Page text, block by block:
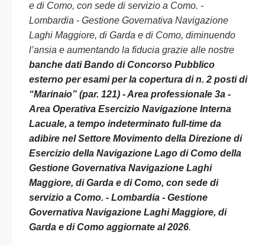
e di Como, con sede di servizio a Como. -
Lombardia - Gestione Governativa Navigazione
Laghi Maggiore, di Garda e di Como, diminuendo
l’ansia e aumentando la fiducia grazie alle nostre
banche dati Bando di Concorso Pubblico
esterno per esami per la copertura di n. 2 posti di
“Marinaio” (par. 121) - Area professionale 3a -
Area Operativa Esercizio Navigazione Interna
Lacuale, a tempo indeterminato full-time da
adibire nel Settore Movimento della Direzione di
Esercizio della Navigazione Lago di Como della
Gestione Governativa Navigazione Laghi
Maggiore, di Garda e di Como, con sede di
servizio a Como. - Lombardia - Gestione
Governativa Navigazione Laghi Maggiore, di
Garda e di Como aggiornate al 2026.